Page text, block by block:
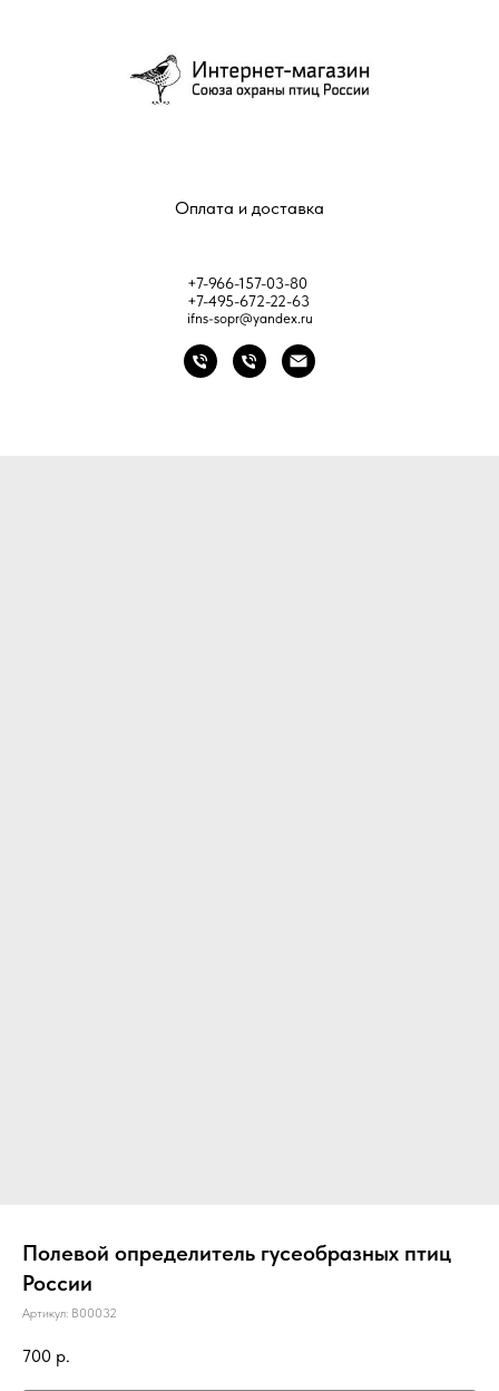
Оплата и доставка
+7-966-157-03-80
+7-495-672-22-63
ifns-sopr@yandex.ru
Полевой определитель гусеобразных птиц
Роcсии
Артикул: B00032
700 р.